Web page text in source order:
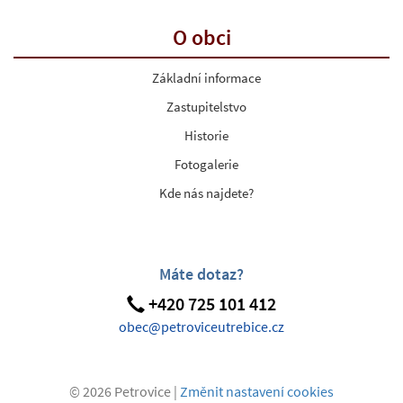
O obci
Základní informace
Zastupitelstvo
Historie
Fotogalerie
Kde nás najdete?
Máte dotaz?
+420 725 101 412
obec@petroviceutrebice.cz
© 2026 Petrovice | Změnit nastavení cookies